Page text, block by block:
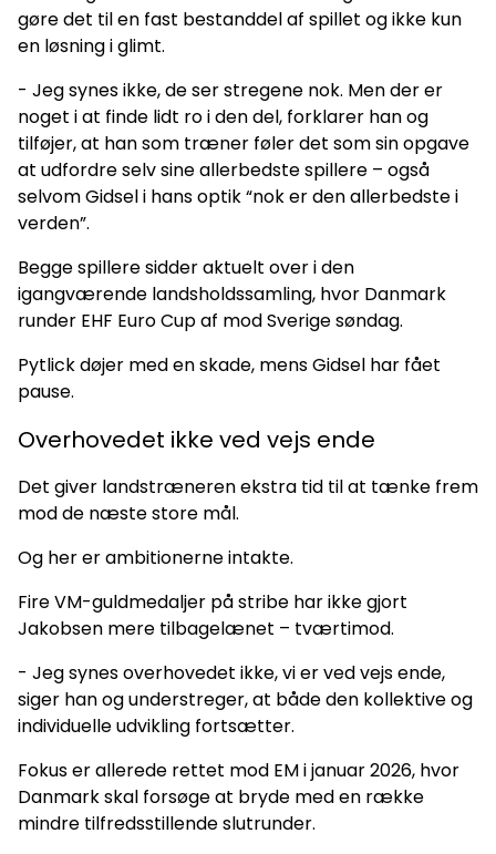
gøre det til en fast bestanddel af spillet og ikke kun
en løsning i glimt.
- Jeg synes ikke, de ser stregene nok. Men der er
noget i at finde lidt ro i den del, forklarer han og
tilføjer, at han som træner føler det som sin opgave
at udfordre selv sine allerbedste spillere – også
selvom Gidsel i hans optik “nok er den allerbedste i
verden”.
Begge spillere sidder aktuelt over i den
igangværende landsholdssamling, hvor Danmark
runder EHF Euro Cup af mod Sverige søndag.
Pytlick døjer med en skade, mens Gidsel har fået
pause.
Overhovedet ikke ved vejs ende
Det giver landstræneren ekstra tid til at tænke frem
mod de næste store mål.
Og her er ambitionerne intakte.
Fire VM-guldmedaljer på stribe har ikke gjort
Jakobsen mere tilbagelænet – tværtimod.
- Jeg synes overhovedet ikke, vi er ved vejs ende,
siger han og understreger, at både den kollektive og
individuelle udvikling fortsætter.
Fokus er allerede rettet mod EM i januar 2026, hvor
Danmark skal forsøge at bryde med en række
mindre tilfredsstillende slutrunder.